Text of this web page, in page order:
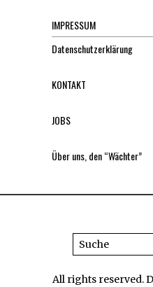
IMPRESSUM
Datenschutzerklärung
KONTAKT
JOBS
Über uns, den “Wächter”
All rights reserved.